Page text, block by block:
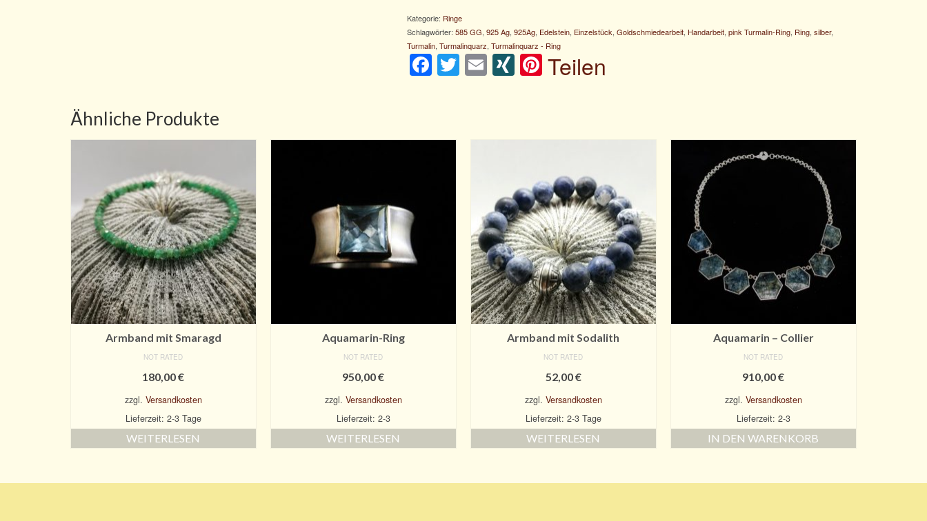
Kategorie: Ringe
Schlagwörter: 585 GG, 925 Ag, 925Ag, Edelstein, Einzelstück, Goldschmiedearbeit, Handarbeit, pink Turmalin-Ring, Ring, silber,
Turmalin, Turmalinquarz, Turmalinquarz - Ring
Facebook
Twitter
EmailXINGPinterest
Teilen
Ähnliche Produkte
Armband mit Smaragd
NOT RATED
180,00€
zzgl. Versandkosten
Lieferzeit: 2-3 Tage
WEITERLESEN
Aquamarin-Ring
NOT RATED
950,00€
zzgl. Versandkosten
Lieferzeit: 2-3
WEITERLESEN
Armband mit Sodalith
NOT RATED
52,00€
zzgl. Versandkosten
Lieferzeit: 2-3 Tage
WEITERLESEN
Aquamarin – Collier
NOT RATED
910,00€
zzgl. Versandkosten
Lieferzeit: 2-3
IN DEN WARENKORB